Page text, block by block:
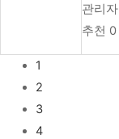
관리자
추천 0
1
2
3
4